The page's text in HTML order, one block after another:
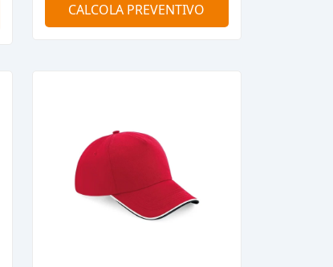
CALCOLA PREVENTIVO